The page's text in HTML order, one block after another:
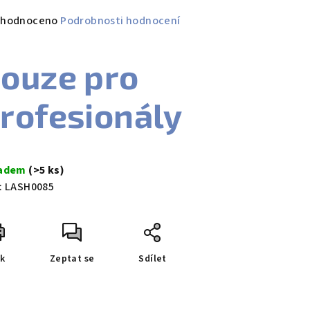
Podrobnosti hodnocení
pro
(>5 ks)
LASH0085
Zeptat se Sdílet